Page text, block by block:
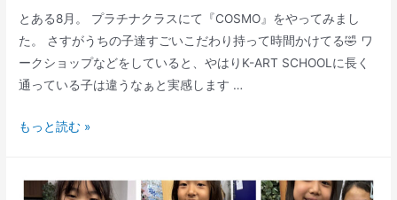
とある8月。 プラチナクラスにて『COSMO』をやってみまし
た。 さすがうちの子達すごいこだわり持って時間かけてる🤣 ワ
ークショップなどをしていると、やはりK-ART SCHOOLに長く
通っている子は違うなぁと実感します …
『COSMO』
もっと読む »